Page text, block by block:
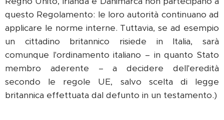
questo Regolamento: le loro autorità continuano ad
applicare le norme interne. Tuttavia, se ad esempio
un cittadino britannico risiede in Italia, sarà
comunque l'ordinamento italiano – in quanto Stato
membro aderente – a decidere dell'eredità
secondo le regole UE, salvo scelta di legge
britannica effettuata dal defunto in un testamento.)